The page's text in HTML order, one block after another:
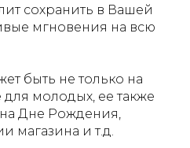
сохранить в Вашей
мгновения на всю
быть не только на
молодых, ее также
Дне Рождения,
магазина и т.д.